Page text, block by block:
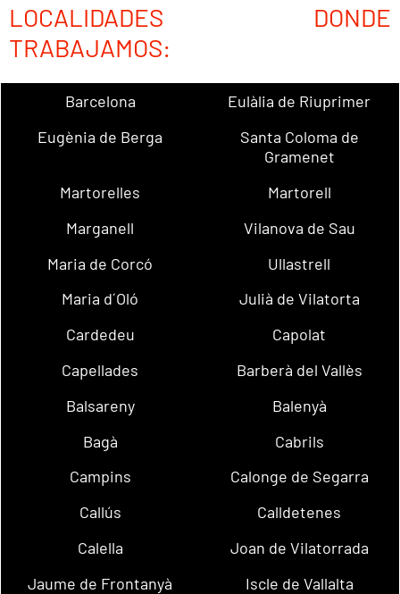
LOCALIDADES DONDE
TRABAJAMOS:
Barcelona
Eulàlia de Riuprimer
Eugènia de Berga
Santa Coloma de
Gramenet
Martorelles
Martorell
Marganell
Vilanova de Sau
Maria de Corcó
Ullastrell
Maria d´Oló
Julià de Vilatorta
Cardedeu
Capolat
Capellades
Barberà del Vallès
Balsareny
Balenyà
Bagà
Cabrils
Campins
Calonge de Segarra
Callús
Calldetenes
Calella
Joan de Vilatorrada
Jaume de Frontanyà
Iscle de Vallalta